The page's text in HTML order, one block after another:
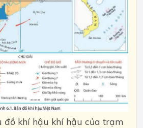
đồ khí hậu khí hậu của trạm